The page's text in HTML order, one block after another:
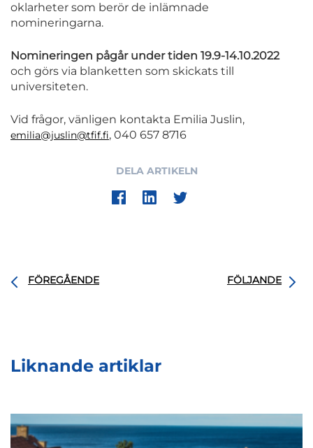
oklarheter som berör de inlämnade
nomineringarna.
Nomineringen pågår under tiden 19.9-14.10.2022
och görs via blanketten som skickats till
universiteten.
Vid frågor, vänligen kontakta Emilia Juslin,
emilia@juslin@tfif.fi, 040 657 8716
DELA ARTIKELN
FÖREGÅENDE FÖLJANDE
Liknande artiklar